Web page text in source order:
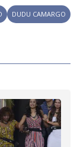
DUDU CAMARGO